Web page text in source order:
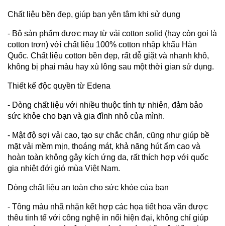
Chất liệu bền đẹp, giúp bạn yên tâm khi sử dụng
- Bộ sản phẩm được may từ vải cotton solid (hay còn gọi là
cotton trơn) với chất liệu 100% cotton nhập khẩu Hàn
Quốc. Chất liệu cotton bền đẹp, rất dễ giặt và nhanh khô,
không bị phai màu hay xù lông sau một thời gian sử dụng.
Thiết kế độc quyền từ Edena
- Dòng chất liệu với nhiều thuộc tính tự nhiên, đảm bảo
sức khỏe cho bạn và gia đình nhỏ của mình.
- Mật độ sợi vải cao, tạo sự chắc chắn, cũng như giúp bề
mặt vải mềm mịn, thoáng mát, khả năng hút ẩm cao và
hoàn toàn không gây kích ứng da, rất thích hợp với quốc
gia nhiệt đới gió mùa Việt Nam.
Dòng chất liệu an toàn cho sức khỏe của bạn
- Tông màu nhã nhặn kết hợp các họa tiết hoa văn được
thêu tinh tế với công nghệ in nổi hiện đại, không chỉ giúp